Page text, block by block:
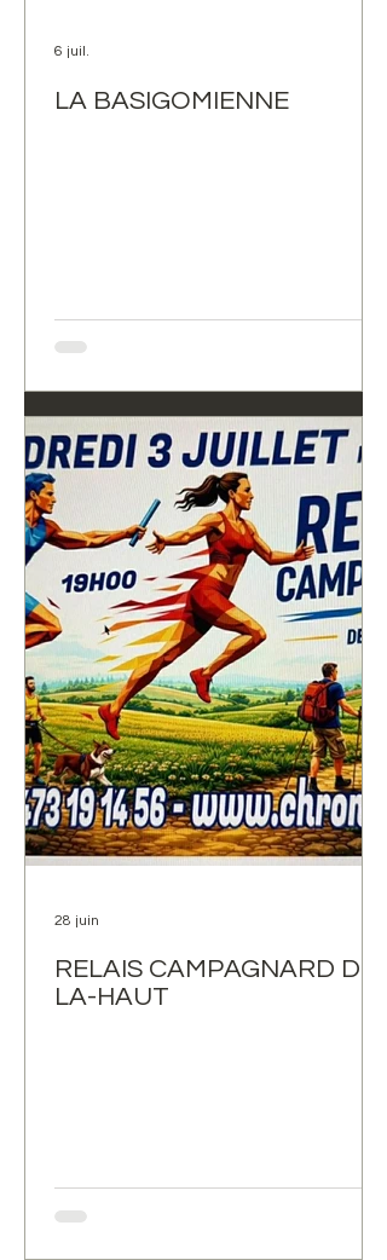
LA BASIGOMIENNE
6 juil.
RELAIS CAMPAGNARD DE
LA-HAUT
28 juin